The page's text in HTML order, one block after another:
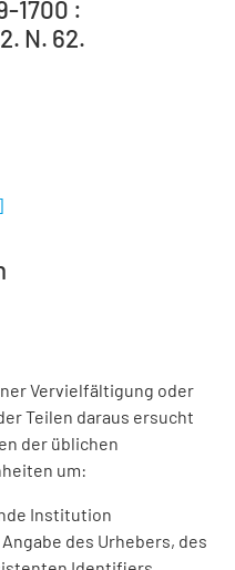
1700 :
N. 62.
]
Vervielfältigung oder
Teilen daraus ersucht
der üblichen
um:
Institution
des Urhebers, des